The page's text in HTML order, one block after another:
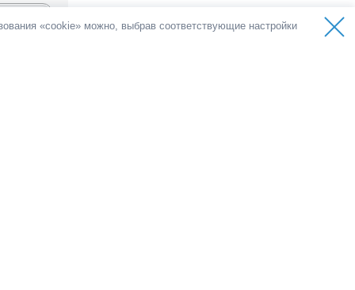
«cookie» можно, выбрав соответствующие настройки